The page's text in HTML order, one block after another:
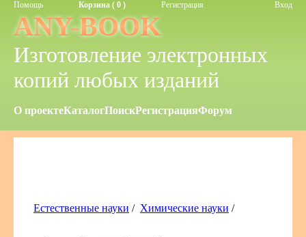
Помощь Корзина ( 0 ) Регистрация Вход
ANY-BOOK
Изготовление электронных
копий любых изданий
О проектеКаталогПоискРегистрацияФорум
Естественные науки / Химические науки /